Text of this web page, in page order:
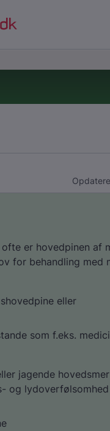
er hovedpinen af
for behandling med
eller
som f.eks.
jagende
og